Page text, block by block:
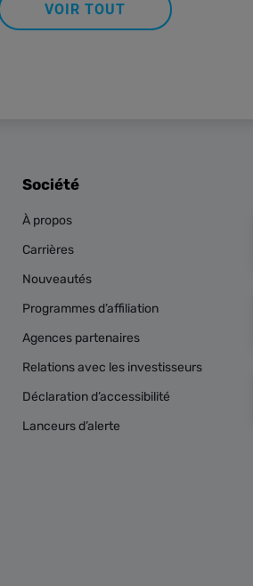
VOIR TOUT
Société
À propos
Carrières
Nouveautés
Programmes d’affiliation
Agences partenaires
Relations avec les investisseurs
Déclaration d’accessibilité
Lanceurs d’alerte